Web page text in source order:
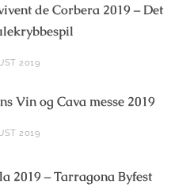
de Corbera 2019 – Det
2019
Vin og Cava messe 2019
2019
2019 – Tarragona Byfest